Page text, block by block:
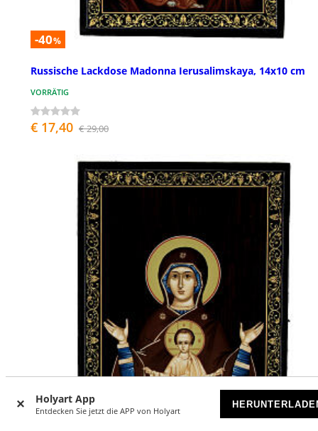
Holyart App
Entdecken Sie jetzt die APP von Holyart
-40%
Russische Lackdose Madonna Ierusalimskaya, 14x10 cm
VORRÄTIG
€ 17,40 € 29,00